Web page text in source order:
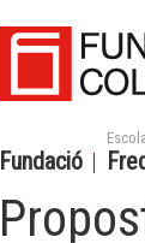
Fundació
Escola